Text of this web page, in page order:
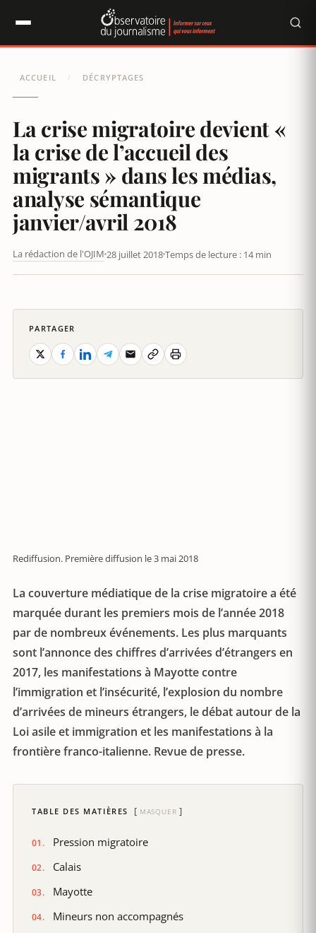
ACCUEIL / DÉCRYPTAGES
La crise migratoire devient «
la crise de l’accueil des
migrants » dans les médias,
analyse sémantique
janvier/avril 2018
La rédaction de l'OJIM 28 juillet 2018Temps de lecture : 14 min
LA CRISE MIGRATOIRE DEVIENT « LA CRISE DE L’ACCUEIL DES
Rediffusion. Première diffusion le 3 mai 2018
La couverture médiatique de la crise migratoire a été
marquée durant les premiers mois de l’année 2018
par de nombreux événements. Les plus marquants
sont l’annonce des chiffres d’arrivées d’étrangers en
2017, les manifestations à Mayotte contre
l’immigration et l’insécurité, l’explosion du nombre
d’arrivées de mineurs étrangers, le débat autour de la
Loi asile et immigration et les manifestations à la
frontière franco-italienne. Revue de presse.
TABLE DES MATIÈRES MASQUER
Pression migratoire
Calais
Mayotte
Mineurs non accompagnés
PARTAGER
Panneau de gestion des cookies